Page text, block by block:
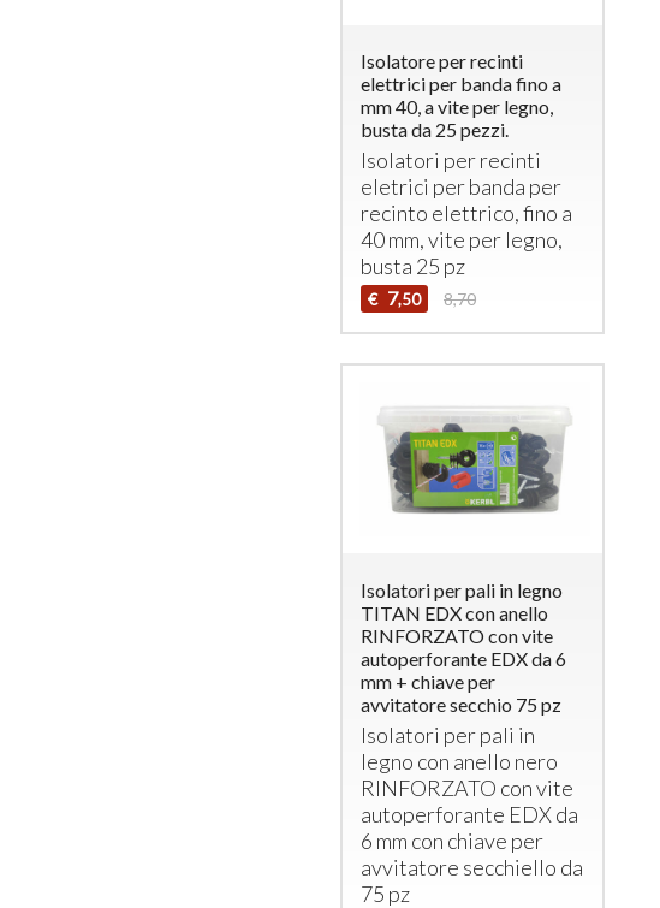
Isolatore per recinti
elettrici per banda fino a
mm 40, a vite per legno,
busta da 25 pezzi.
Isolatori per recinti
eletrici per banda per
recinto elettrico, fino a
40 mm, vite per legno,
busta 25 pz
€ 7,50 8,70
Isolatori per pali in legno
TITAN EDX con anello
RINFORZATO con vite
autoperforante EDX da 6
mm + chiave per
avvitatore secchio 75 pz
Isolatori per pali in
legno con anello nero
RINFORZATO con vite
autoperforante EDXda
6 mm con chiave per
avvitatore secchiello da
75 pz